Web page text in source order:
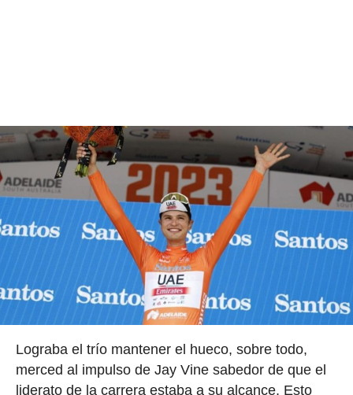
Lograba el trío mantener el hueco, sobre todo,
merced al impulso de Jay Vine sabedor de que el
liderato de la carrera estaba a su alcance. Esto